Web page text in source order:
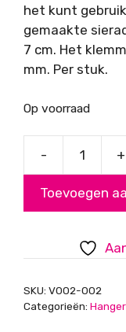
het kunt
gemaakte
7 cm. Het
mm. Per stuk.
Op voorraad
- +
Toevoegen
SKU: V002-002
Categorieën: